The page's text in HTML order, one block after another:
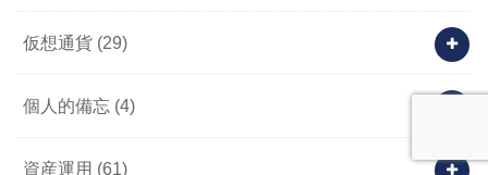
仮想通貨 (29)
個人的備忘 (4)
資産運用 (61)